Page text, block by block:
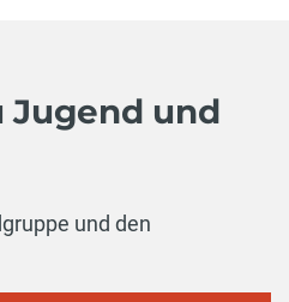
Jugend und
und den